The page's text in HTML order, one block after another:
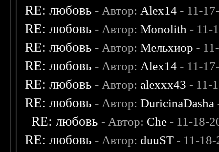
RE: любовь - Автор: Alex14 - 11-
RE: любовь - Автор:Monolith - 11-
RE: любовь - Автор:Мельхиор -
RE: любовь - Автор: Alex14 - 11-
RE: любовь - Автор: alexxx43 - 11-
RE: любовь - Автор:DuricinaDasha
RE: любовь - Автор: Che - 11-18-
RE: любовь - Автор: duuST - 11-